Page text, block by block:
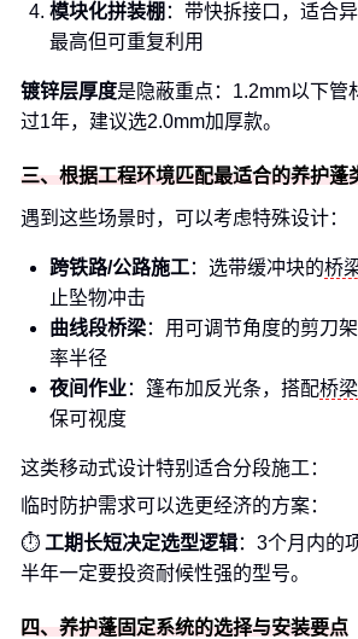
模块化拼装棚 ：带快拆接口，适合
最高但可重复利用
镀锌层厚度是隐蔽重点：1.2mm以下管
过1年，建议选2.0mm加厚款。
三、根据工程环境匹配最适合的养护蓬
遇到这些场景时，可以考虑特殊设计：
跨铁路/公路施工：选带缓冲块的桥
止坠物冲击
曲线段桥梁：用可调节角度的剪刀
率半径
夜间作业：篷布加反光条，搭配桥
保可视度
这类移动式设计特别适合分段施工：
临时防护需求可以选更经济的方案：
⏱️ 工期长短决定选型逻辑：3个月内的
半年一定要投资耐候性强的型号。
四、养护蓬固定系统的选择与安装要点